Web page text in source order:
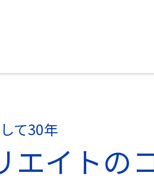
て30年
エイトの